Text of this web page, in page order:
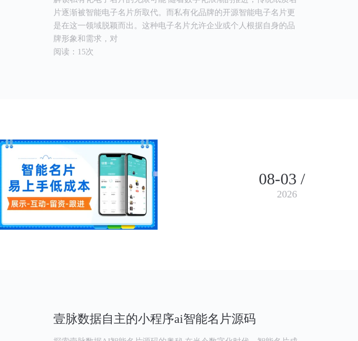
片逐渐被智能电子名片所取代。而私有化品牌的开源智能电子名片更
是在这一领域脱颖而出。这种电子名片允许企业或个人根据自身的品
牌形象和需求，对
阅读：15次
08-03 /
2026
壹脉数据自主的小程序ai智能名片源码